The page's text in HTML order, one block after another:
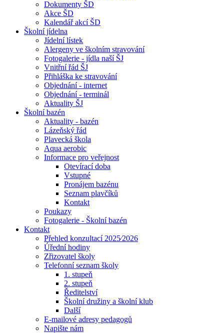
Dokumenty ŠD
Akce ŠD
Kalendář akcí ŠD
Školní jídelna
Jídelní lístek
Alergeny ve školním stravování
Fotogalerie - jídla naší ŠJ
Vnitřní řád ŠJ
Přihláška ke stravování
Objednání - internet
Objednání - terminál
Aktuality ŠJ
Školní bazén
Aktuality - bazén
Lázeňský řád
Plavecká škola
Aqua aerobic
Informace pro veřejnost
Otevírací doba
Vstupné
Pronájem bazénu
Seznam plavčíků
Kontakt
Poukazy
Fotogalerie - Školní bazén
Kontakt
Přehled konzultací 2025⁄2026
Úřední hodiny
Zřizovatel školy
Telefonní seznam školy
1. stupeň
2. stupeň
Ředitelství
Školní družiny a školní klub
Další
E-mailové adresy pedagogů
Napište nám